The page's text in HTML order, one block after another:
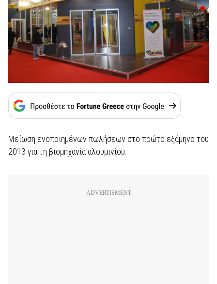
Μείωση ενοποιημένων πωλήσεων στο πρώτο εξάμηνο του
2013 για τη βιομηχανία αλουμινίου.